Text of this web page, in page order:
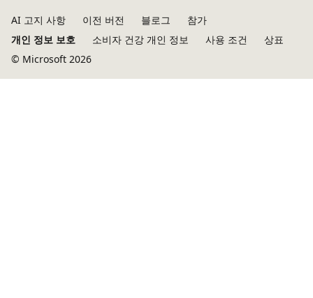
AI 고지 사항 이전 버전 블로그
참가
개인 정보 보호
소비자 건강 개인 정보 사용 조건
상표
© Microsoft 2026